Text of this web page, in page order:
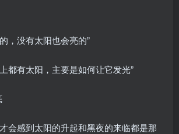
，没有太阳也会亮的”
都有太阳，主要是如何让它发光”
会感到太阳的升起和黑夜的来临都是那